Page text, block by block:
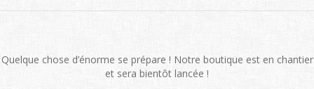
Quelque chose d’énorme se prépare ! Notre boutique est en chantier
et sera bientôt lancée !